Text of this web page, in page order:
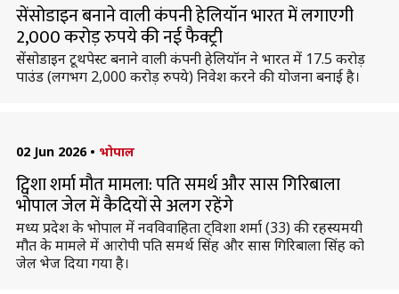
सेंसोडाइन बनाने वाली कंपनी हेलियॉन भारत में लगाएगी
2,000 करोड़ रुपये की नई फैक्ट्री
सेंसोडाइन टूथपेस्ट बनाने वाली कंपनी हेलियॉन ने भारत में 17.5 करोड़
पाउंड (लगभग 2,000 करोड़ रुपये) निवेश करने की योजना बनाई है।
02 Jun 2026 • भोपाल
ट्विशा शर्मा मौत मामला: पति समर्थ और सास गिरिबाला
भोपाल जेल में कैदियों से अलग रहेंगे
मध्य प्रदेश के भोपाल में नवविवाहिता ट्विशा शर्मा (33) की रहस्यमयी
मौत के मामले में आरोपी पति समर्थ सिंह और सास गिरिबाला सिंह को
जेल भेज दिया गया है।